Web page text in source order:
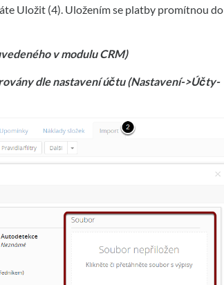
Uložit (4). Uložením se platby promítnou do
v modulu CRM)
dle nastavení účtu (Nastavení->Účty-